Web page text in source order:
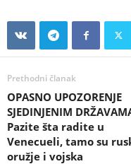
Prethodni članak
OPASNO UPOZORENJE
SJEDINJENIM
Pazite šta radite u
Venecueli, tamo su
oružje i vojska